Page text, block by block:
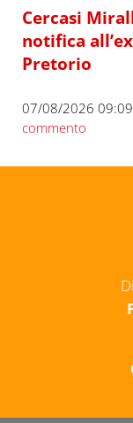
Cercasi
notifica
Pretorio
07/08/2026 09:09
commento